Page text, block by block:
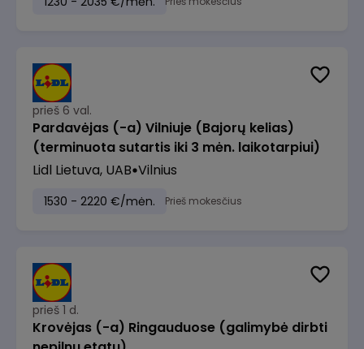
prieš 6 val.
Pardavėjas (-a) Vilniuje (Bajorų kelias)
(terminuota sutartis iki 3 mėn. laikotarpiui)
Lidl Lietuva, UAB Vilnius
1530 - 2220 €/mėn. Prieš mokesčius
prieš 1 d.
Krovėjas (-a) Ringauduose (galimybė dirbti